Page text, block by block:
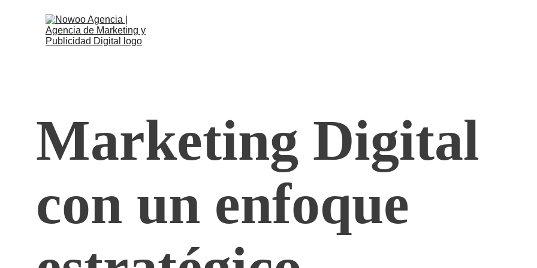
Marketing Digital
con un enfoque